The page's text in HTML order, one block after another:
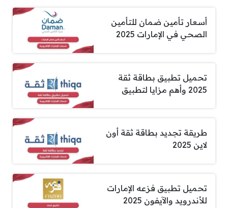
أسعار تأمين ضمان للتأمين
الصحي في الإمارات 2025
تحميل تطبيق بطاقة ثقة
2025 وأهم مزايا لتطبيق
طريقة تجديد بطاقة ثقة أون
لاين 2025
تحميل تطبيق فزعه الإمارات
للأندرويد والآيفون 2025